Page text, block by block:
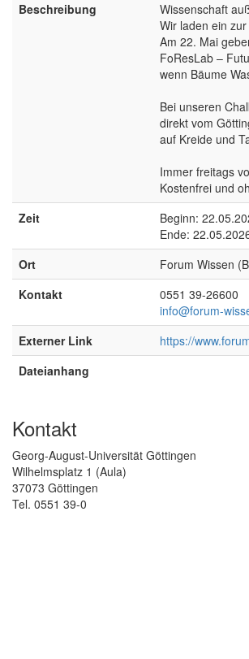
Beschreibung
Wissenschaft
Wir laden ein
Am 22. Mai
FoResLab –
wenn Bäume
Bei unseren
direkt vom
auf Kreide und
Immer freitags
Kostenfrei und
Zeit
Beginn:
Ende:
Ort
Forum Wissen
Kontakt
0551 39-26600
info@forum-
Externer Link
https://
Dateianhang
Kontakt
Georg-August-Universität Göttingen
Wilhelmsplatz 1 (Aula)
37073 Göttingen
Tel. 0551 39-0